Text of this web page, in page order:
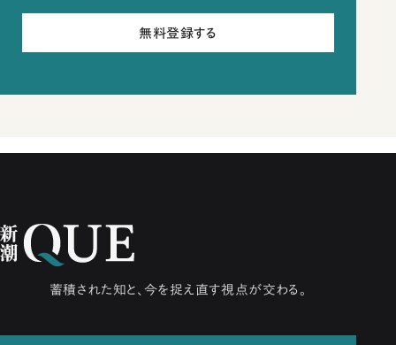
無料登録する
蓄積された知と、今を捉え直す視点が交わる。